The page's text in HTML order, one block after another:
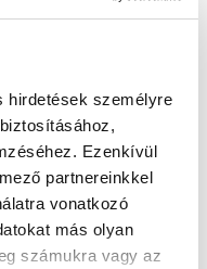
hirdetések személyre
Ezenkívül
partnereinkkel
vonatkozó
más olyan
számukra vagy az
JELENT,
BETALÁLTAM”
támadónkkal,